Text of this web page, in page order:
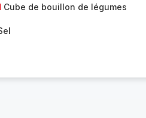
Cube de bouillon de légumes